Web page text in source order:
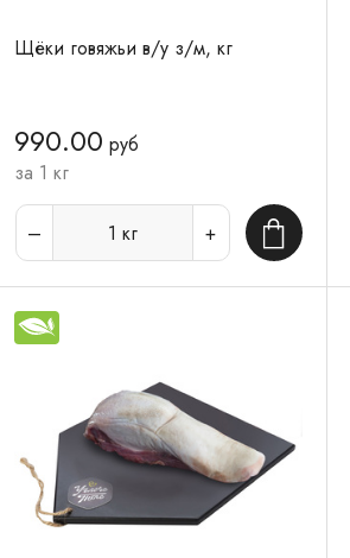
Щёки говяжьи в/у з/м, кг
990.00 руб
за 1 кг
1 кг В корзину